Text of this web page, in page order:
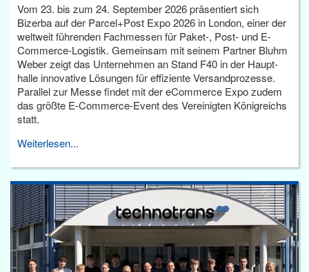
Vom 23. bis zum 24. September 2026 präsentiert sich
Bizerba auf der Parcel+Post Expo 2026 in London, einer der
weltweit führenden Fachmessen für Paket-, Post- und E-
Commerce-Logistik. Gemeinsam mit seinem Partner Bluhm
Weber zeigt das Unternehmen an Stand F40 in der Haupt­
halle innovative Lösungen für effiziente Versandprozesse.
Parallel zur Messe findet mit der eCommerce Expo zudem
das größte E-Commerce-Event des Vereinigten Königreichs
statt.
Weiterlesen...